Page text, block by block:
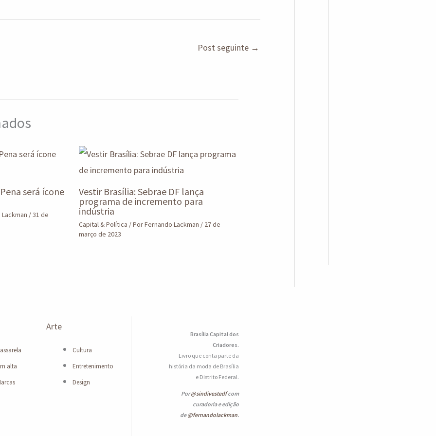
Post seguinte →
será ícone
/31 de
Vestir Brasília: Sebrae DF lança
programa de incremento para
indústria
Capital & Política / PorFernando Lackman / 27 de
março de 2023
alta
Arte
Cultura
Entretenimento
Design
Brasília Capital dos
Criadores.
Livro que conta parte da
história da moda de Brasília
e Distrito Federal.
Por@sindivestedfcom
curadoria e edição
de@fernandolackman.